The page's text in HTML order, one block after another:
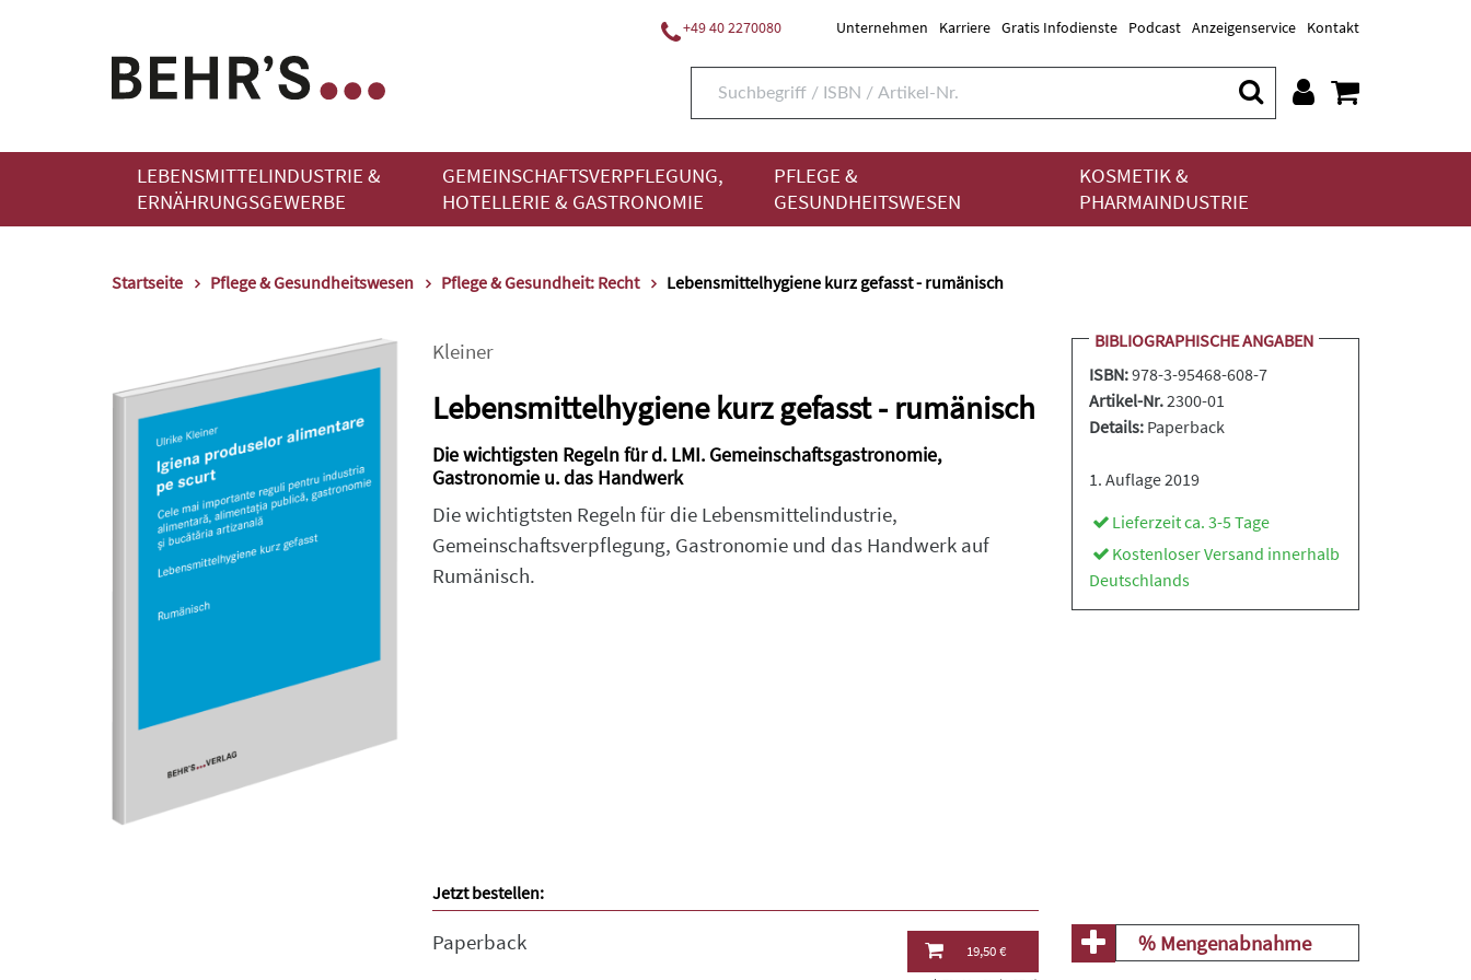
+49 40 2270080 Unternehmen Karriere Gratis Infodienste Podcast Anzeigenservice Kontakt
LEBENSMITTELINDUSTRIE &
ERNÄHRUNGSGEWERBE
GEMEINSCHAFTSVERPFLEGUNG,
HOTELLERIE & GASTRONOMIE
PFLEGE &
GESUNDHEITSWESEN
KOSMETIK &
PHARMAINDUSTRIE
Startseite Pflege & Gesundheitswesen Pflege & Gesundheit: Recht Lebensmittelhygiene kurz gefasst - rumänisch
Kleiner
Lebensmittelhygiene kurz gefasst - rumänisch
Die wichtigsten Regeln für d. LMI. Gemeinschaftsgastronomie,
Gastronomie u. das Handwerk
Die wichtigtsten Regeln für die Lebensmittelindustrie,
Gemeinschaftsverpflegung, Gastronomie und das Handwerk auf
Rumänisch.
BIBLIOGRAPHISCHE ANGABEN
ISBN:978-3-95468-608-7
Artikel-Nr.2300-01
Details: Paperback
1. Auflage 2019
Lieferzeit ca. 3-5 Tage
Kostenloser Versand innerhalb
Deutschlands
Jetzt bestellen:
Paperback 19,50 € % Mengenabnahme